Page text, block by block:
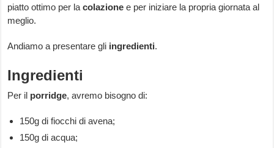
piatto ottimo per lacolazione e per iniziare la propria giornata al
meglio.
Andiamo a presentare gli ingredienti.
Ingredienti
Per il porridge, avremo bisogno di:
150g di fiocchi di avena;
150g di acqua;